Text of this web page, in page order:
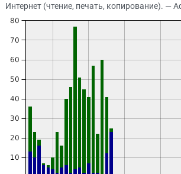
Интернет (чтение, печать, копирование). —